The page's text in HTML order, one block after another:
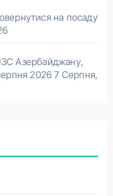
на посаду
Азербайджану,
2026 7 Серпня,